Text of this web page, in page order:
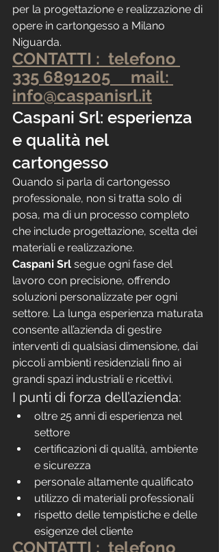
per la progettazione e realizzazione di
opere in cartongesso a Milano
Niguarda.
CONTATTI :  telefono
335 6891205     mail:
info@caspanisrl.it
Caspani Srl: esperienza
e qualità nel
cartongesso
Quando si parla di cartongesso
professionale, non si tratta solo di
posa, ma di un processo completo
che include progettazione, scelta dei
materiali e realizzazione.
Caspani Srl segue ogni fase del
lavoro con precisione, offrendo
soluzioni personalizzate per ogni
settore. La lunga esperienza maturata
consente all’azienda di gestire
interventi di qualsiasi dimensione, dai
piccoli ambienti residenziali fino ai
grandi spazi industriali e ricettivi.
I punti di forza dell’azienda:
oltre 25 anni di esperienza nel
settore
certificazioni di qualità, ambiente
e sicurezza
personale altamente qualificato
utilizzo di materiali professionali
rispetto delle tempistiche e delle
esigenze del cliente
CONTATTI :  telefono